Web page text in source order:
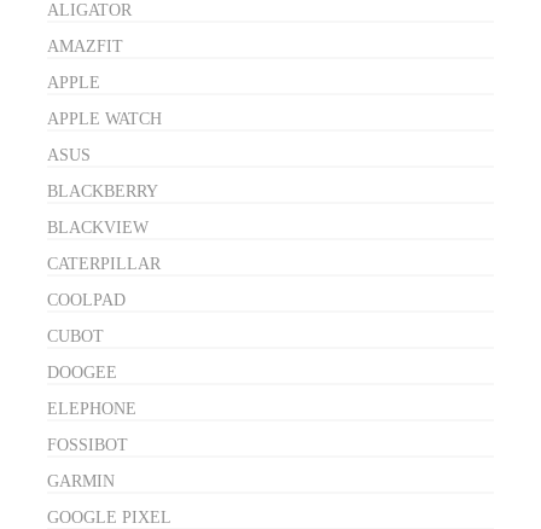
ALIGATOR
AMAZFIT
APPLE
APPLE WATCH
ASUS
BLACKBERRY
BLACKVIEW
CATERPILLAR
COOLPAD
CUBOT
DOOGEE
ELEPHONE
FOSSIBOT
GARMIN
GOOGLE PIXEL